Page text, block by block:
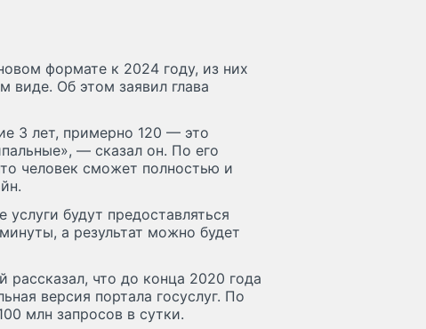
формате к 2024 году, из них
виде. Об этом заявил глава
3 лет, примерно 120 — это
— сказал он. По его
человек сможет полностью и
будут предоставляться
а результат можно будет
рассказал, что до конца 2020 года
версия портала госуслуг. По
млн запросов в сутки.